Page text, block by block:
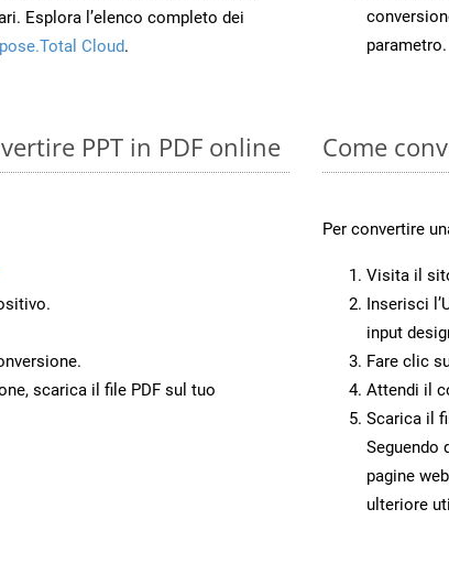
Esplora l’elenco completo dei
Cloud.
parametro.
PPT in PDF online
scarica il file PDF sul tuo
Come
Per convertire
Visita il
Inserisci
input
Fare clic
Attendi il
Scarica il
Seguendo
pagine
ulteriore